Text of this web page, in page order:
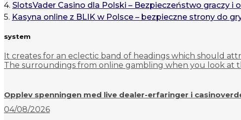
4. SlotsVader Casino dla Polski – Bezpieczeństwo graczy i
5. Kasyna online z BLIK w Polsce – bezpieczne strony do
system
It creates for an eclectic band of headings which should
The surroundings from online gambling when you look at
Opplev spenningen med live dealer-erfaringer i
04/08/2026